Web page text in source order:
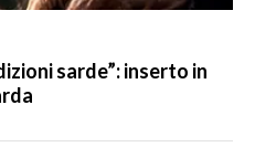
sarde”: inserto in